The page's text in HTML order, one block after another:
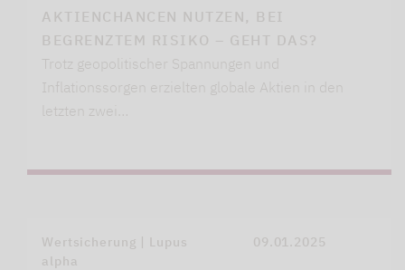
AKTIENCHANCEN NUTZEN, BEI
BEGRENZTEM RISIKO – GEHT DAS?
Trotz geopolitischer Spannungen und
Inflationssorgen erzielten globale Aktien in den
letzten zwei…
Wertsicherung | Lupus
alpha
09.01.2025